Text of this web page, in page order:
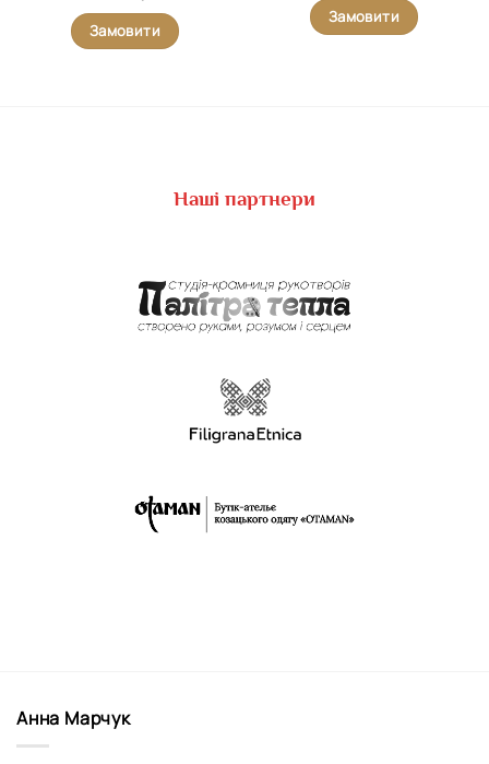
Замовити
Замовити
Наші партнери
Анна Марчук